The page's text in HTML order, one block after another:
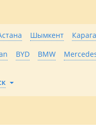
Шымкент
BYD BMW